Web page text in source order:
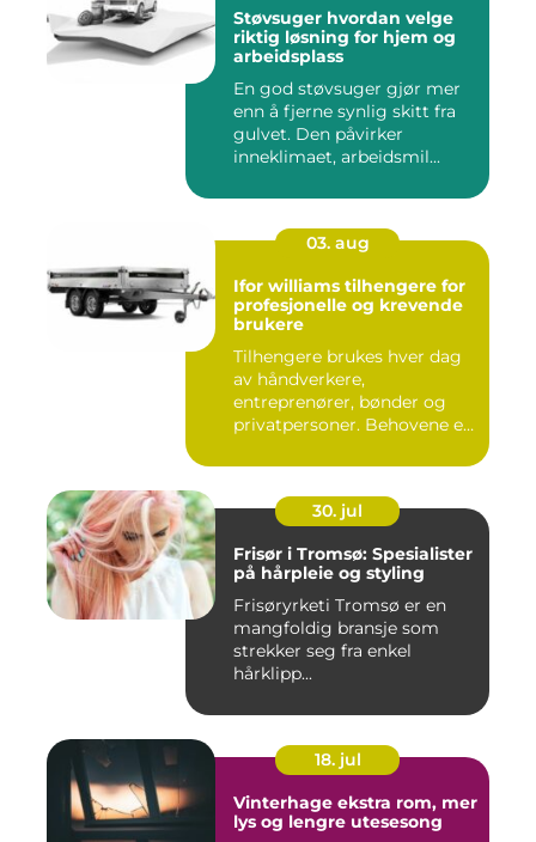
Støvsuger hvordan velge
riktig løsning for hjem og
arbeidsplass
En god støvsuger gjør mer
enn å fjerne synlig skitt fra
gulvet. Den påvirker
inneklimaet, arbeidsmil...
03. aug
Ifor williams tilhengere for
profesjonelle og krevende
brukere
Tilhengere brukes hver dag
av håndverkere,
entreprenører, bønder og
privatpersoner. Behovene er
30. jul
Frisør i Tromsø: Spesialister
på hårpleie og styling
Frisøryrketi Tromsø er en
mangfoldig bransje som
strekker seg fra enkel
hårklipp...
18. jul
Vinterhage ekstra rom, mer
lys og lengre utesesong